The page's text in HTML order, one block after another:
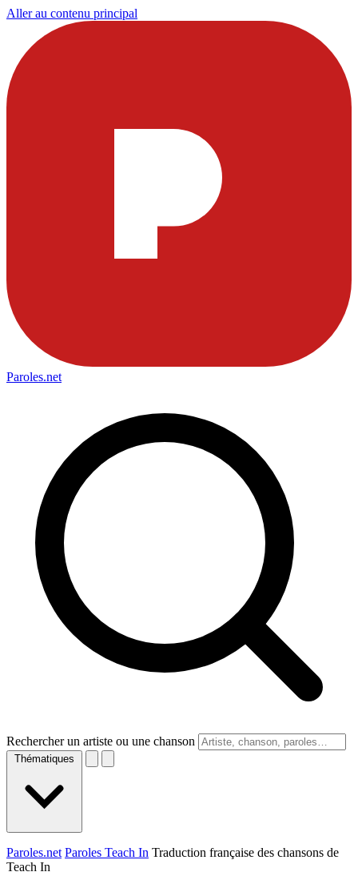
Aller au contenu principal
Paroles.net
Rechercher un artiste ou une chanson
Thématiques
Paroles.net Paroles Teach In Traduction française des chansons de
Teach In